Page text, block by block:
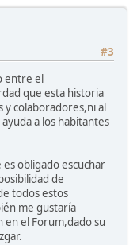
#3
entre el
que esta historia
y colaboradores,ni al
a los habitantes
obligado escuchar
de
todos estos
me gustaría
en el Forum,dado su